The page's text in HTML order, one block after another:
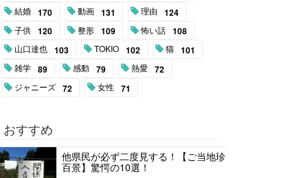
結婚 170 動画 131 理由 124
子供 120 整形 109 怖い話 108
山口達也 103 TOKIO 102 猫 101
雑学 89 感動 79 熱愛 72
ジャニーズ 72 女性 71
おすすめ
他県民が必ず二度見する！【ご当地珍
百景】驚愕の10選！